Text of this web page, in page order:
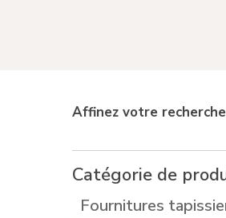
Affinez votre recherche
Catégorie de
Fournitures